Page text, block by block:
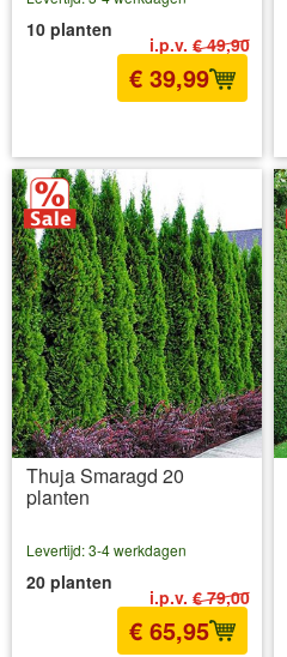
i.p.v. € 49,90
10 planten
€ 39,99
Thuja Smaragd 20
planten
i.p.v. € 79,00
Levertijd: 3-4 werkdagen
20 planten
€ 65,95